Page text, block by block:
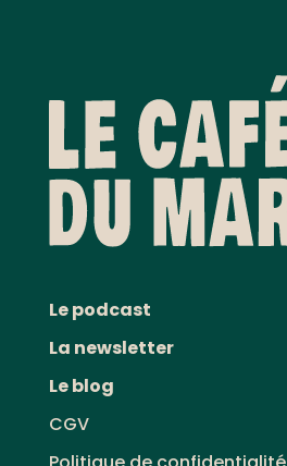
Le podcast
La newsletter
Le blog
CGV